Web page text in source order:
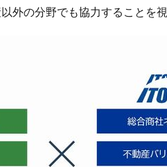
外の分野でも協力することを視